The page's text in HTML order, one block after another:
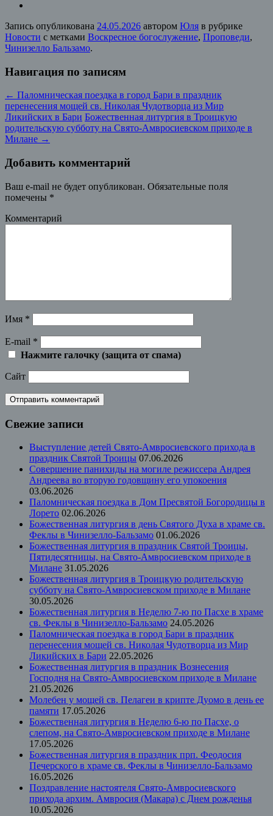
Запись опубликована 24.05.2026 автором Юля в рубрике
Новости с метками Воскресное богослужение, Проповеди,
Чинизелло Бальзамо.
Навигация по записям
← Паломническая поездка в город Бари в праздник
перенесения мощей св. Николая Чудотворца из Мир
Ликийских в Бари Божественная литургия в Троицкую
родительскую субботу на Свято-Амвросиевском приходе в
Милане →
Добавить комментарий
Ваш e-mail не будет опубликован. Обязательные поля
помечены *
Комментарий
Имя *
E-mail *
Нажмите галочку (защита от спама)
Сайт
Свежие записи
Выступление детей Свято-Амвросиевского прихода в
праздник Святой Троицы 07.06.2026
Совершение панихиды на могиле режиссера Андрея
Андреева во вторую годовщину его упокоения
03.06.2026
Паломническая поездка в Дом Пресвятой Богородицы в
Лорето 02.06.2026
Божественная литургия в день Святого Духа в храме св.
Феклы в Чинизелло-Бальзамо 01.06.2026
Божественная литургия в праздник Святой Троицы,
Пятидесятницы, на Свято-Амвросиевском приходе в
Милане 31.05.2026
Божественная литургия в Троицкую родительскую
субботу на Свято-Амвросиевском приходе в Милане
30.05.2026
Божественная литургия в Неделю 7-ю по Пасхе в храме
св. Феклы в Чинизелло-Бальзамо 24.05.2026
Паломническая поездка в город Бари в праздник
перенесения мощей св. Николая Чудотворца из Мир
Ликийских в Бари 22.05.2026
Божественная литургия в праздник Вознесения
Господня на Свято-Амвросиевском приходе в Милане
21.05.2026
Молебен у мощей св. Пелагеи в крипте Дуомо в день ее
памяти 17.05.2026
Божественная литургия в Неделю 6-ю по Пасхе, о
слепом, на Свято-Амвросиевском приходе в Милане
17.05.2026
Божественная литургия в праздник прп. Феодосия
Печерского в храме св. Феклы в Чинизелло-Бальзамо
16.05.2026
Поздравление настоятеля Свято-Амвросиевского
прихода архим. Амвросия (Макара) с Днем рожденья
10.05.2026